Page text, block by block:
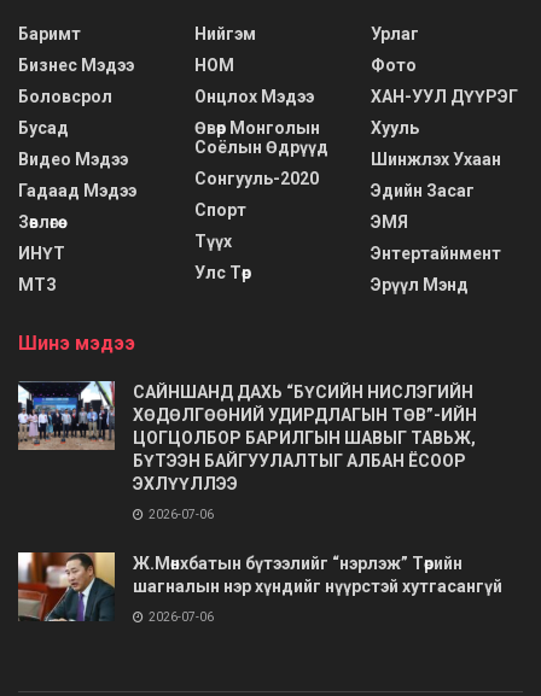
Баримт
Бизнес Мэдээ
Боловсрол
Бусад
Видео Мэдээ
Гадаад Мэдээ
Зөвлөгөө
ИНҮТ
МТЗ
Нийгэм
НОМ
Онцлох Мэдээ
Өвөр Монголын
Соёлын Өдрүүд
Сонгууль-2020
Спорт
Түүх
Улс Төр
Урлаг
Фото
ХАН-УУЛ ДҮҮРЭГ
Хууль
Шинжлэх Ухаан
Эдийн Засаг
ЭМЯ
Энтертайнмент
Эрүүл Мэнд
Шинэ мэдээ
САЙНШАНД ДАХЬ “БҮСИЙН НИСЛЭГИЙН
ХӨДӨЛГӨӨНИЙ УДИРДЛАГЫН ТӨВ”-ИЙН
ЦОГЦОЛБОР БАРИЛГЫН ШАВЫГ ТАВЬЖ,
БҮТЭЭН БАЙГУУЛАЛТЫГ АЛБАН ЁСООР
ЭХЛҮҮЛЛЭЭ
2026-07-06
Ж.Мөнхбатын бүтээлийг “нэрлэж” Төрийн
шагналын нэр хүндийг нүүрстэй хутгасангүй
2026-07-06